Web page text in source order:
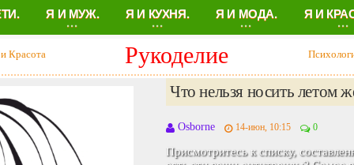
Я И МУЖ. Я И КУХНЯ. Я И МОДА. Я И
Красота Рукоделие
Что нельзя носить летом
Osborne 14-июн, 10:15 0
Присмотритесь к списку,